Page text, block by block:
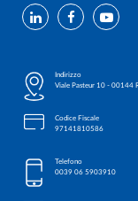
Indirizzo
Viale Pasteur 10 - 00144
Codice Fiscale
97141810586
Telefono
0039 06 5903910